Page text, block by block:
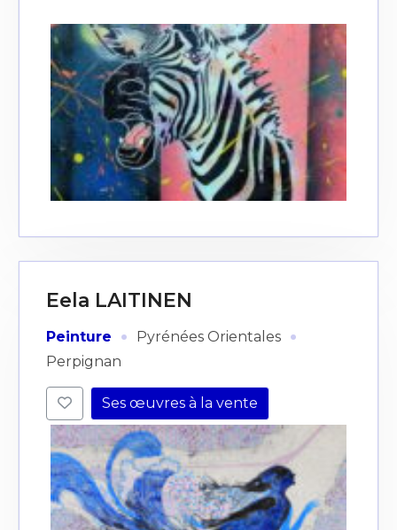
Eela LAITINEN
Peinture · Pyrénées Orientales ·
Perpignan
Ses œuvres à la vente